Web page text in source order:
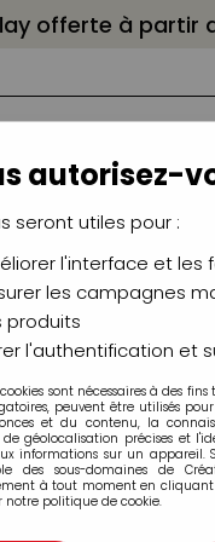
offerte à
CHÂSSIS
autorisez-
seront utiles pour :
l'interface et les
les campagnes
produits
l'authentification et
sont nécessaires à des
peuvent être utilisés
et du contenu, la
de géolocalisation précises et
informations sur un appareil.
des sous-domaines de
à tout moment en cliquant
notre politique de cookie.